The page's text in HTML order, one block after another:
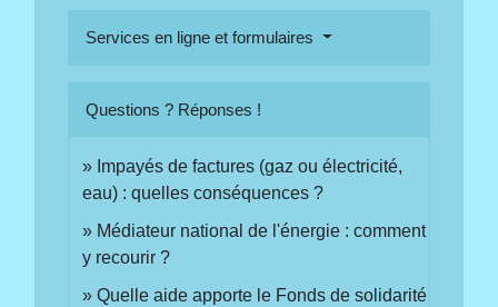
Services en ligne et formulaires
Questions ? Réponses !
Impayés de factures (gaz ou électricité,
eau) : quelles conséquences ?
Médiateur national de l'énergie : comment
y recourir ?
Quelle aide apporte le Fonds de solidarité